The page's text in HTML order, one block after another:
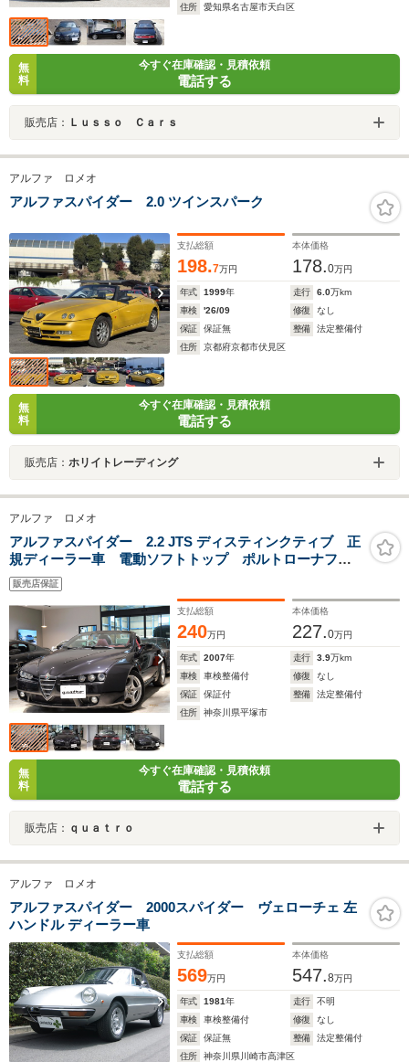
住所
愛知県名古屋市天白区
無
料
今すぐ在庫確認・見積依頼
電話する
販売店： Ｌｕｓｓｏ Ｃａｒｓ
アルファ ロメオ
アルファスパイダー 2.0 ツインスパーク
支払総額
198.7万円
本体価格
178.0万円
年式 1999年 走行 6.0万km
車検
'26/09 修復
なし
保証
保証無 整備
法定整備付
住所
京都府京都市伏見区
無
料
今すぐ在庫確認・見積依頼
電話する
販売店： ホリイトレーディング
アルファ ロメオ
アルファスパイダー 2.2 JTS ディスティンクティブ 正
規ディーラー車 電動ソフトトップ ポルトローナフラ
ウレザー レザーシート 左H 6MT
販売店保証
支払総額
240万円
本体価格
227.0万円
年式 2007年 走行 3.9万km
車検
車検整備付 修復
なし
保証
保証付 整備
法定整備付
住所
神奈川県平塚市
無
料
今すぐ在庫確認・見積依頼
電話する
販売店： ｑｕａｔｒｏ
アルファ ロメオ
アルファスパイダー 2000スパイダー ヴェローチェ 左
ハンドル ディーラー車
支払総額
569万円
本体価格
547.8万円
年式 1981年 走行
不明
車検
車検整備付 修復
なし
保証
保証無 整備
法定整備付
住所
神奈川県川崎市高津区